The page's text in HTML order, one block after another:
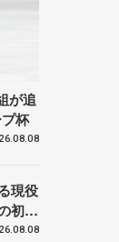
が追
杯
現役
初め
スケ